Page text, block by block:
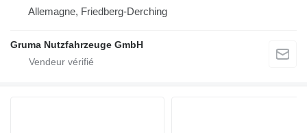
Allemagne, Friedberg-Derching
Gruma Nutzfahrzeuge GmbH